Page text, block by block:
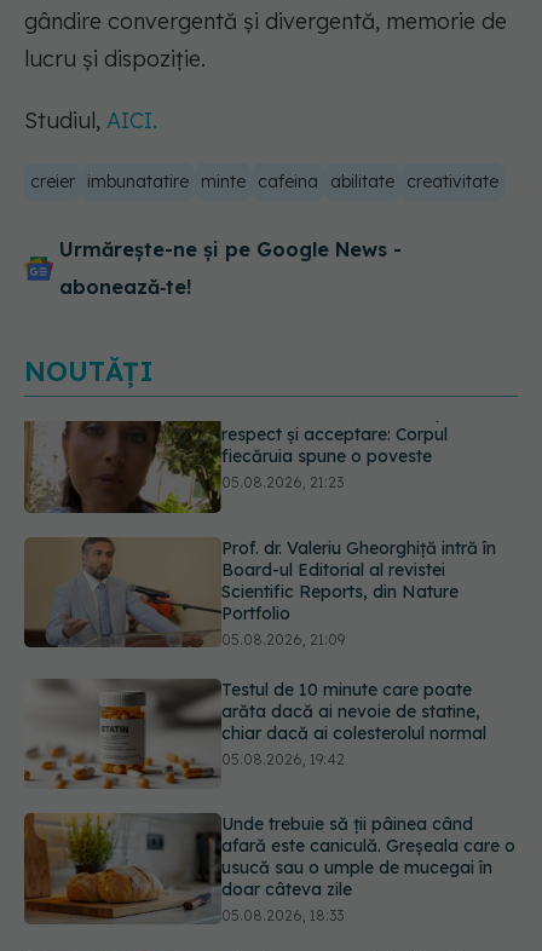
gândire convergentă și divergentă, memorie de
lucru și dispoziție.
Studiul, AICI.
creier imbunatatire minte cafeina abilitate creativitate
Urmărește-ne și pe Google News -
abonează‑te!
NOUTĂȚI
Prof. dr. Valeriu Gheorghiță intră în
Board-ul Editorial al revistei
05.08.2026, 21:09
Testul de 10 minute care poate
arăta dacă ai nevoie de statine,
chiar dacă ai colesterolul normal
Unde trebuie să ții pâinea când
afară este caniculă. Greșeala care o
05.08.2026, 18:33
Primele 5 semne ale bolii Parkinson
pe care 80% dintre oameni le
ignoră. Nu e vorba doar despre